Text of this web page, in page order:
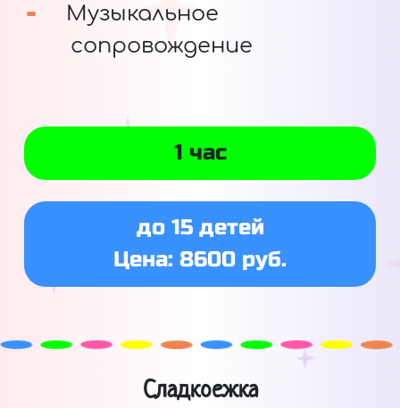
Музыкальное
сопровождение
1 час
до 15 детей
Цена: 8600 руб.
Сладкоежка